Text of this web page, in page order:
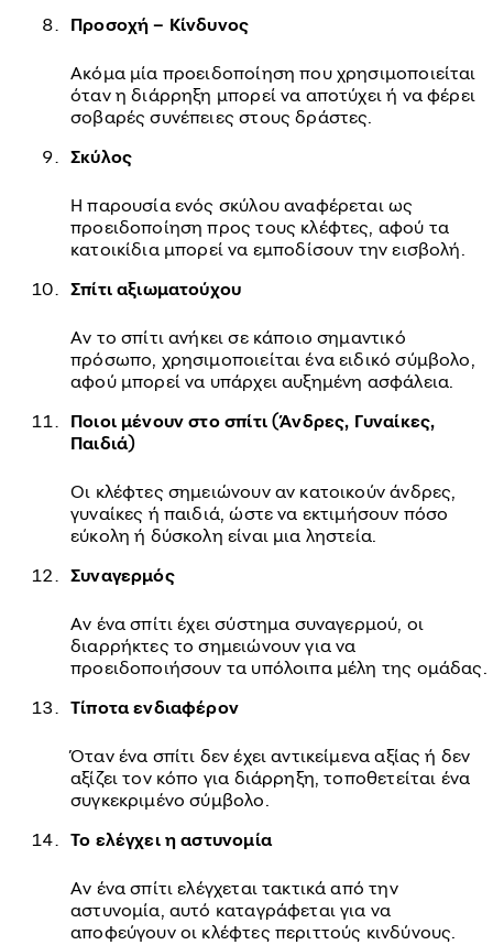
Προσοχή – Κίνδυνος
Ακόμα μία προειδοποίηση που χρησιμοποιείται
όταν η διάρρηξη μπορεί να αποτύχει ή να φέρει
σοβαρές συνέπειες στους δράστες.
Σκύλος
Η παρουσία ενός σκύλου αναφέρεται ως
προειδοποίηση προς τους κλέφτες, αφού τα
κατοικίδια μπορεί να εμποδίσουν την εισβολή.
Σπίτι αξιωματούχου
Αν το σπίτι ανήκει σε κάποιο σημαντικό
πρόσωπο, χρησιμοποιείται ένα ειδικό σύμβολο,
αφού μπορεί να υπάρχει αυξημένη ασφάλεια.
Ποιοι μένουν στο σπίτι (Άνδρες, Γυναίκες,
Παιδιά)
Οι κλέφτες σημειώνουν αν κατοικούν άνδρες,
γυναίκες ή παιδιά, ώστε να εκτιμήσουν πόσο
εύκολη ή δύσκολη είναι μια ληστεία.
Συναγερμός
Αν ένα σπίτι έχει σύστημα συναγερμού, οι
διαρρήκτες το σημειώνουν για να
προειδοποιήσουν τα υπόλοιπα μέλη της ομάδας.
Τίποτα ενδιαφέρον
Όταν ένα σπίτι δεν έχει αντικείμενα αξίας ή δεν
αξίζει τον κόπο για διάρρηξη, τοποθετείται ένα
συγκεκριμένο σύμβολο.
Το ελέγχει η αστυνομία
Αν ένα σπίτι ελέγχεται τακτικά από την
αστυνομία, αυτό καταγράφεται για να
αποφεύγουν οι κλέφτες περιττούς κινδύνους.